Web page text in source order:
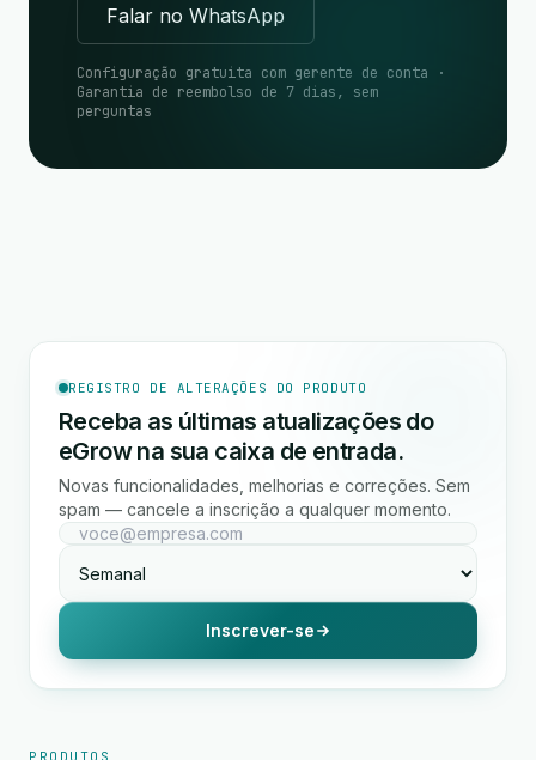
Falar no WhatsApp
Configuração gratuita com gerente de conta ·
Garantia de reembolso de 7 dias, sem
perguntas
REGISTRO DE ALTERAÇÕES DO PRODUTO
Receba as últimas atualizações do
eGrow na sua caixa de entrada.
Novas funcionalidades, melhorias e correções. Sem
spam — cancele a inscrição a qualquer momento.
Inscrever-se
PRODUTOS